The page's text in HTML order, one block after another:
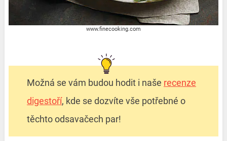
www.finecooking.com
Možná se vám budou hodit i naše recenze
digestoří, kde se dozvíte vše potřebné o
těchto odsavačech par!